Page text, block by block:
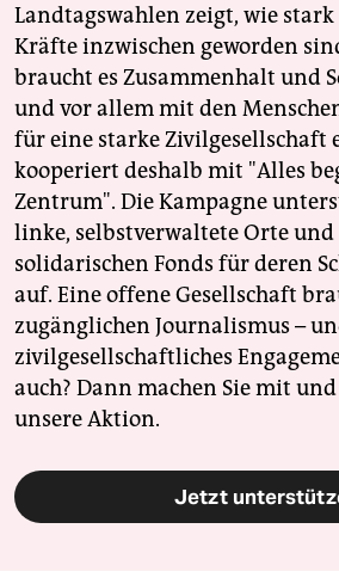
Landtagswahlen zeigt, wie
Kräfte inzwischen geworden
braucht es Zusammenhalt und
und vor allem mit den
für eine starke Zivilgesellschaft
kooperiert deshalb mit "Alles
Zentrum". Die Kampagne
linke, selbstverwaltete Orte
solidarischen Fonds für deren
auf. Eine offene Gesellschaft
zugänglichen Journalismus –
zivilgesellschaftliches
auch? Dann machen Sie mit
unsere Aktion.
Jetzt